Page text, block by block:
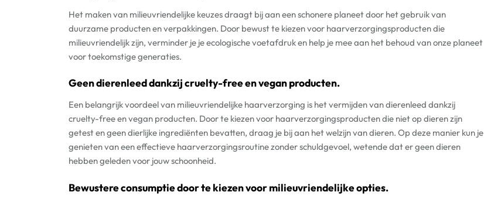
Het maken van milieuvriendelijke keuzes draagt bij aan een schonere planeet door het gebruik van
duurzame producten en verpakkingen. Door bewust te kiezen voor haarverzorgingsproducten die
milieuvriendelijk zijn, verminder je je ecologische voetafdruk en help je mee aan het behoud van onze planeet
voor toekomstige generaties.
Geen dierenleed dankzij cruelty-free en vegan producten.
Een belangrijk voordeel van milieuvriendelijke haarverzorging is het vermijden van dierenleed dankzij
cruelty-free en vegan producten. Door te kiezen voor haarverzorgingsproducten die niet op dieren zijn
getest en geen dierlijke ingrediënten bevatten, draag je bij aan het welzijn van dieren. Op deze manier kun je
genieten van een effectieve haarverzorgingsroutine zonder schuldgevoel, wetende dat er geen dieren
hebben geleden voor jouw schoonheid.
Bewustere consumptie door te kiezen voor milieuvriendelijke opties.